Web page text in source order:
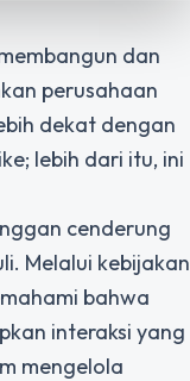
dan
perusahaan
dekat dengan
lebih dari itu, ini
cenderung
Melalui kebijakan
bahwa
interaksi yang
mengelola